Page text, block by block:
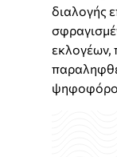
διαλογής
εκλογέων,